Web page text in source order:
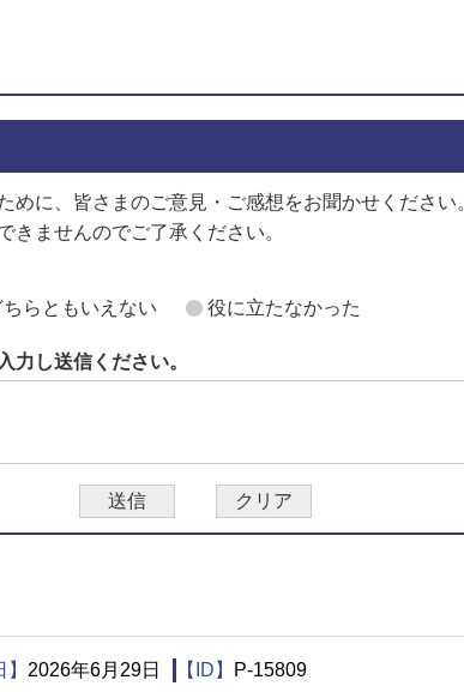
に、皆さまのご意見・ご感想をお聞かせください
きませんのでご了承ください。
ちらともいえない 役に立たなかった
力し送信ください。
2026年6月29日 【ID】 P-15809